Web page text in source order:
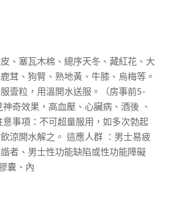
、塞瓦木棉、總序天冬、藏紅花、大
茸、狗腎、熟地黃、牛膝、烏梅等。
壹粒，用溫開水送服。（房事前5-
奇效果，高血壓、心臟病、酒後 、
意事項：不可超量服用，如多次勃起
涼開水解之。 這應人群 ：男士易疲
者、男士性功能缺陷或性功能障礙
囊、內